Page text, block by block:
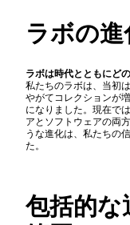
ラボの進
ラボは時代とともにど
私たちのラボは、当初
やがてコレクションが
になりました。現在で
アとソフトウェアの両
うな進化は、私たちの
た。
包括的